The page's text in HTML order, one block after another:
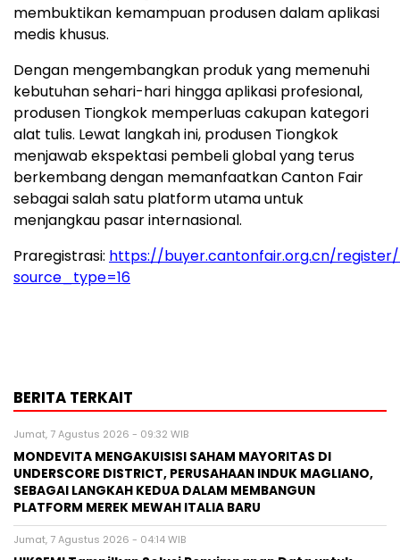
membuktikan kemampuan produsen dalam aplikasi
medis khusus.
Dengan mengembangkan produk yang memenuhi
kebutuhan sehari-hari hingga aplikasi profesional,
produsen Tiongkok memperluas cakupan kategori
alat tulis. Lewat langkah ini, produsen Tiongkok
menjawab ekspektasi pembeli global yang terus
berkembang dengan memanfaatkan Canton Fair
sebagai salah satu platform utama untuk
menjangkau pasar internasional.
Praregistrasi: https://buyer.cantonfair.org.cn/
source_type=16
BERITA TERKAIT
Jumat, 7 Agustus 2026 - 09:32 WIB
MONDEVITA MENGAKUISISI SAHAM MAYORITAS DI
UNDERSCORE DISTRICT, PERUSAHAAN INDUK MAGLIANO,
SEBAGAI LANGKAH KEDUA DALAM MEMBANGUN
PLATFORM MEREK MEWAH ITALIA BARU
Jumat, 7 Agustus 2026 - 04:14 WIB